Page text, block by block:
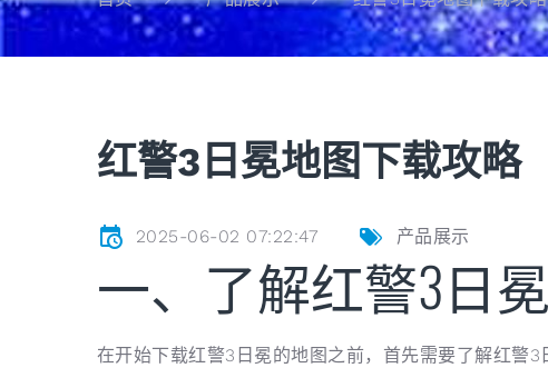
红警3日冕地图下载攻略
2025-06-02 07:22:47 产品展示
一、了解红警3日
在开始下载红警3日冕的地图之前，首先需要了解红警